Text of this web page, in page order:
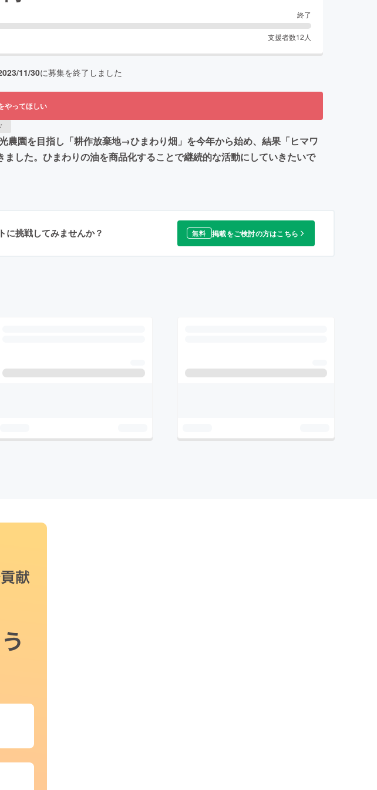
終了
支援者数12 人
11/30に募集を終了しました
やってほしい
農園を目指し「耕作放棄地→ひまわり畑」を今年から始め、結果「ヒマワ
した。ひまわりの油を商品化することで継続的な活動にしていきたいで
に挑戦してみませんか？ 無料 掲載をご検討の方はこちら